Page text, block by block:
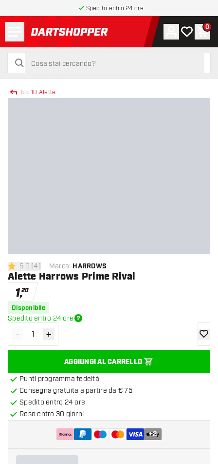
Spedito entro 24 ore
torna alla home page
cerca
cerca
Account
La mia0
Top 10 Alette
5 stelle di valutazione
5.0 [4] Marca: HARROWS
Alette Harrows Prime Rival
1,20
Disponibile
Spedito entro 24 ore
Diminuisci quantità
- Aumenta quantità
+
AGGIUNGI AL CARRELLO
Punti programma fedeltà
Consegna gratuita a partire da € 75
Spedito entro 24 ore
Reso entro 30 giorni
+2